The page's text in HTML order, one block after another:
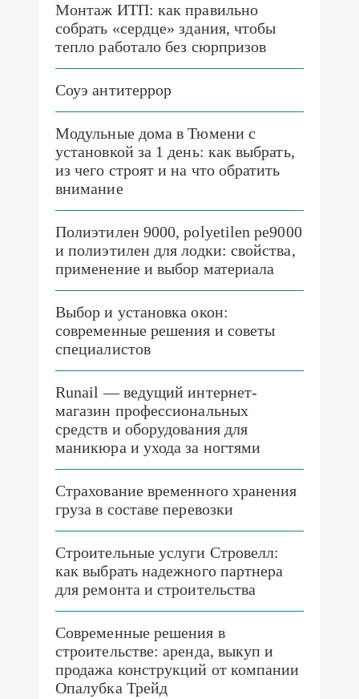
Монтаж ИТП: как правильно
собрать «сердце» здания, чтобы
тепло работало без сюрпризов
Соуэ антитеррор
Модульные дома в Тюмени с
установкой за 1 день: как выбрать,
из чего строят и на что обратить
внимание
Полиэтилен 9000, polyetilen pe9000
и полиэтилен для лодки: свойства,
применение и выбор материала
Выбор и установка окон:
современные решения и советы
специалистов
Runail — ведущий интернет-
магазин профессиональных
средств и оборудования для
маникюра и ухода за ногтями
Страхование временного хранения
груза в составе перевозки
Строительные услуги Стровелл:
как выбрать надежного партнера
для ремонта и строительства
Современные решения в
строительстве: аренда, выкуп и
продажа конструкций от компании
Опалубка Трейд